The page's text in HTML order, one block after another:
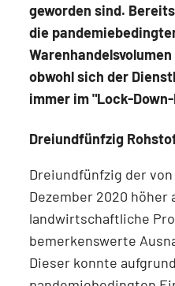
geworden sind.
die
obwohl sich der
immer im "Lock-
Dreiundfünfzig
Dreiundfünfzig der
Dezember 2020 höher
landwirtschaftliche
bemerkenswerte
Dieser konnte